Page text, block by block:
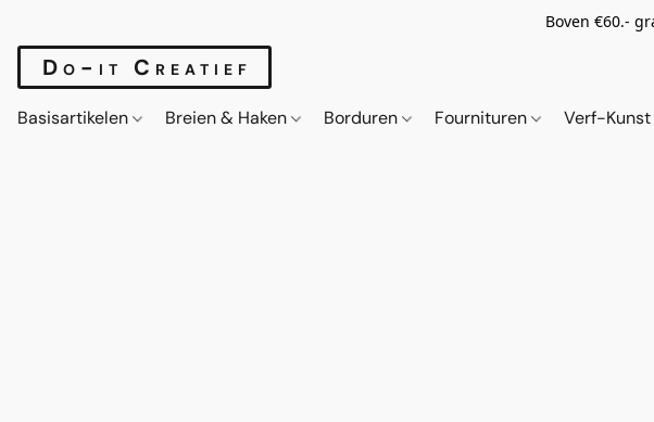
Boven €60.-
Do-it Creatief
Basisartikelen Breien & Haken Borduren Fournituren Verf-